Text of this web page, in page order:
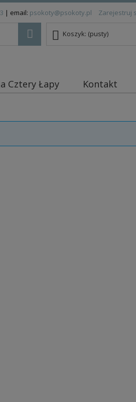
| email: psokoty@psokoty.pl Zarejestruj
Koszyk: (pusty)
Cztery Łapy Kontakt